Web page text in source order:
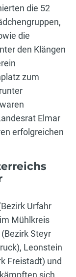
die 52
die
den Klängen
zum
Elmar
erfolgreichen
Urfahr
Mühlkreis
Steyr
Leonstein
Freistadt) und
sich